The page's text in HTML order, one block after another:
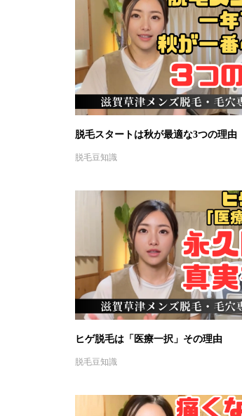
脱毛スタートは秋が最適な3つの理由
脱毛豆知識
ヒゲ脱毛は「医療一択」その理由
脱毛豆知識